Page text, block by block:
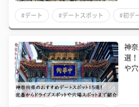
#デート #デートスポット #初デ
神
選
や